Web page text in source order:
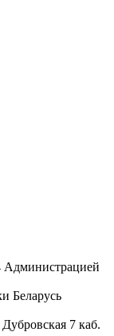
Администрацией
Беларусь
7 каб.